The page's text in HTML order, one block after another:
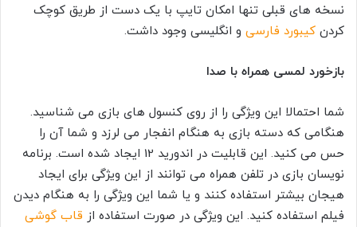
نسخه های قبلی تنها امکان تایپ با یک دست از طریق کوچک
کردن کیبورد فارسی و انگلیسی وجود داشت.
بازخورد لمسی همراه با صدا
شما احتمالا این ویژگی را از روی کنسول های بازی می شناسید.
هنگامی که دسته بازی به هنگام انفجار می لرزد و شما آن را
حس می کنید. این قابلیت در اندورید 12 ایجاد شده است. برنامه
نویسان بازی در تلفن همراه می توانند از این ویژگی برای ایجاد
هیجان بیشتر استفاده کنند و یا شما این ویژگی را به هنگام دیدن
فیلم استفاده کنید. این ویژگی در صورت استفاده از قاب گوشی